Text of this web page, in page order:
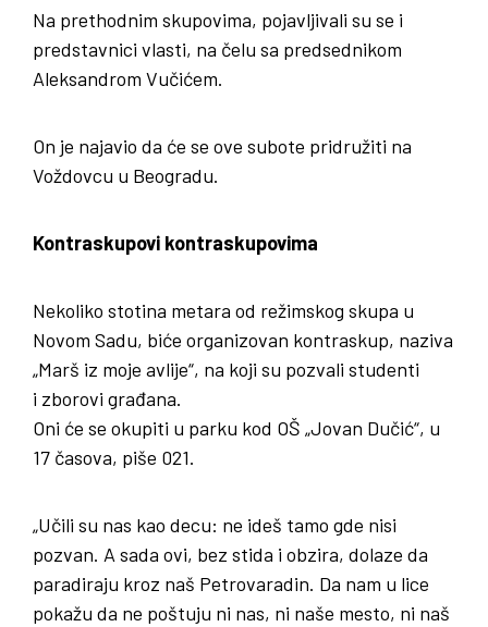
Na prethodnim skupovima, pojavljivali su se i
predstavnici vlasti, na čelu sa predsednikom
Aleksandrom Vučićem.
On je najavio da će se ove subote pridružiti na
Voždovcu u Beogradu.
Kontraskupovi kontraskupovima
Nekoliko stotina metara od režimskog skupa u
Novom Sadu, biće organizovan kontraskup, naziva
„Marš iz moje avlije“, na koji su pozvali studenti
i zborovi građana.
Oni će se okupiti u parku kod OŠ „Jovan Dučić“, u
17 časova, piše 021.
„Učili su nas kao decu: ne ideš tamo gde nisi
pozvan. A sada ovi, bez stida i obzira, dolaze da
paradiraju kroz naš Petrovaradin. Da nam u lice
pokažu da ne poštuju ni nas, ni naše mesto, ni naš